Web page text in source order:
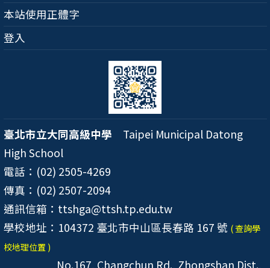
本站使用正體字
登入
臺北市立大同高級中學 Taipei Municipal Datong
High School
電話：(02) 2505-4269
傳真：(02) 2507-2094
通訊信箱：ttshga@ttsh.tp.edu.tw
學校地址：104372 臺北市中山區長春路 167 號 ( 查詢學
校地理位置 )
No.167, Changchun Rd., Zhongshan Dist.,